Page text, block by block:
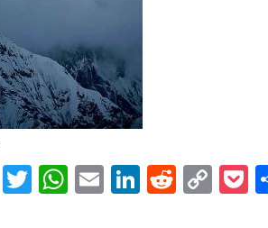
Facebook
TwitterWhatsApp
EmailLinkedIn
Reddit